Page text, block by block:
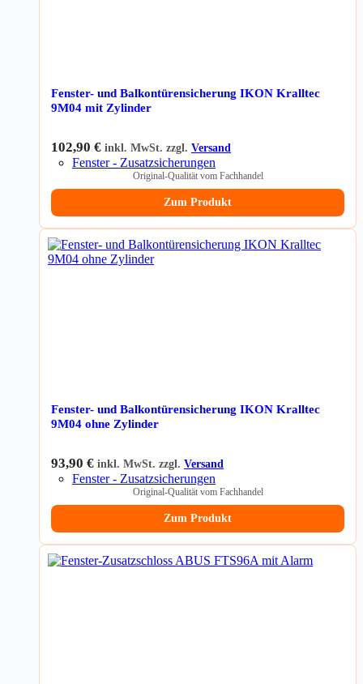
Fenster- und Balkontürensicherung IKON Kralltec
9M04 mit Zylinder
102,90 € inkl. MwSt. zzgl. Versand
Fenster - Zusatzsicherungen
Original-Qualität vom Fachhandel
Zum Produkt
Fenster- und Balkontürensicherung IKON Kralltec
9M04 ohne Zylinder
93,90 € inkl. MwSt. zzgl. Versand
Fenster - Zusatzsicherungen
Original-Qualität vom Fachhandel
Zum Produkt